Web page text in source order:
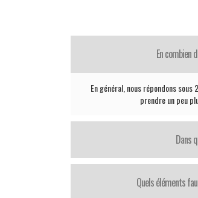
En combien
En général, nous répondons
prendre un peu
Dans
Quels éléments